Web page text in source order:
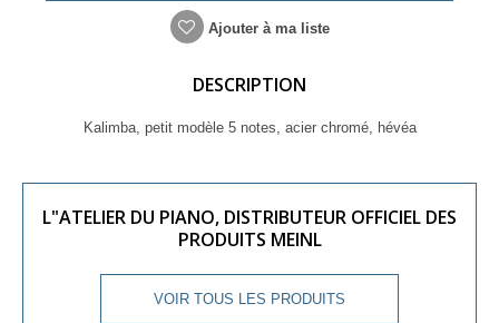
Ajouter à ma liste
DESCRIPTION
Kalimba, petit modèle 5 notes, acier chromé, hévéa
L"ATELIER DU PIANO, DISTRIBUTEUR OFFICIEL DES
PRODUITS MEINL
VOIR TOUS LES PRODUITS